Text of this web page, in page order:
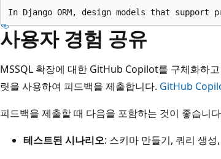
사용자 경험 공유
MSSQL 확장에 대한 GitHub Copilot를 구체화하
릿을 사용하여 피드백을 제출합니다. GitHub
피드백을 제출할 때 다음을 포함하는 것이 좋습니
테스트된 시나리오: 스키마 만들기, 쿼리 생